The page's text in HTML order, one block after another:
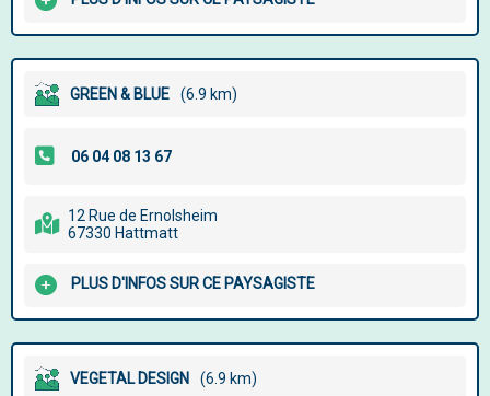
GREEN & BLUE (6.9 km)
12 Rue de Ernolsheim
67330 Hattmatt
PLUS D'INFOS SUR CE PAYSAGISTE
VEGETAL DESIGN (6.9 km)